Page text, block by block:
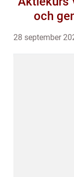
och
28 september